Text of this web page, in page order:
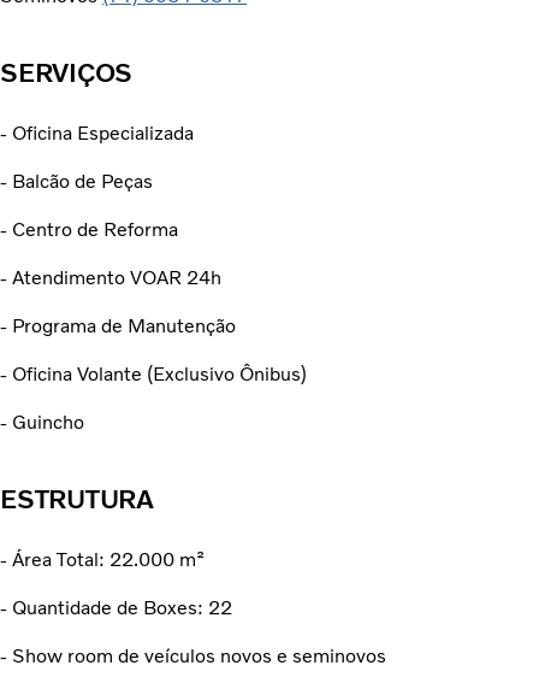
SERVIÇOS
- Oficina Especializada
- Balcão de Peças
- Centro de Reforma
- Atendimento VOAR 24h
- Programa de Manutenção
- Oficina Volante (Exclusivo Ônibus)
- Guincho
ESTRUTURA
- Área Total: 22.000 m²
- Quantidade de Boxes: 22
- Show room de veículos novos e seminovos